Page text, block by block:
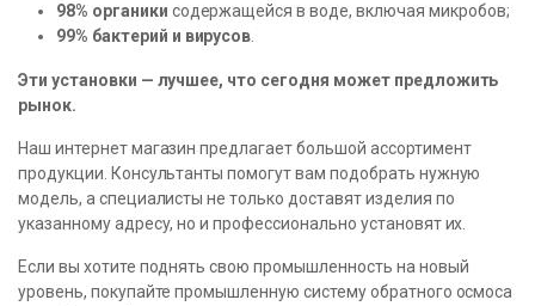
98% органики содержащейся в воде, включая микробов;
99% бактерий и вирусов
Эти установки — лучшее, что сегодня может предложить
рынок.
Наш интернет магазин предлагает большой ассортимент
продукции. Консультанты помогут вам подобрать нужную
модель, а специалисты не только доставят изделия по
указанному адресу, но и профессионально установят их.
Если вы хотите поднять свою промышленность на новый
уровень, покупайте промышленную систему обратного осмоса